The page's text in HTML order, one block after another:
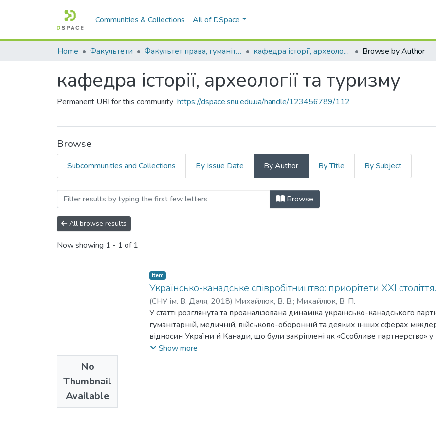
Communities & Collections All of DSpace
Home Факультети Факультет права, гуманітарних і соціальних наук кафедра історії, археології та туризму Browse by Author
кафедра історії, археології та туризму
Permanent URI for this community https://dspace.snu.edu.ua/handle/123456789/112
Browse
Subcommunities and Collections By Issue Date By Author By Title By Subject
Browsing кафедра історії, археології та туризму by Author
Browse
All browse results
Now showing 1 - 1 of 1
No
Thumbnail
Available
Item
Українсько-канадське співробітництво: приорітети XXI століття.
(СНУ ім. В. Даля, 2018) Михайлюк, В. В.; Михайлюк, В. П.
У статті розглянута та проаналізована динаміка українсько-канадського
гуманітарній, медичній, військово-оборонній та деяких інших сферах
відносин України й Канади, що були закріплені як «Особливе партнерство» у
2001 році. Прийнята у 2009 році довгострокова «Дорожня карта»
Show more